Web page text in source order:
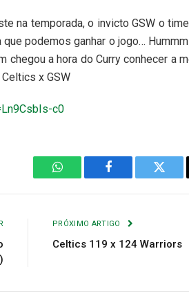
na temporada, o invicto GSW o
podemos ganhar o jogo…
chegou a hora do Curry conhecer a
x GSW
c0
WhatsAppFacebook
PRÓXIMO ARTIGO
Celtics 119 x 124 Warriors